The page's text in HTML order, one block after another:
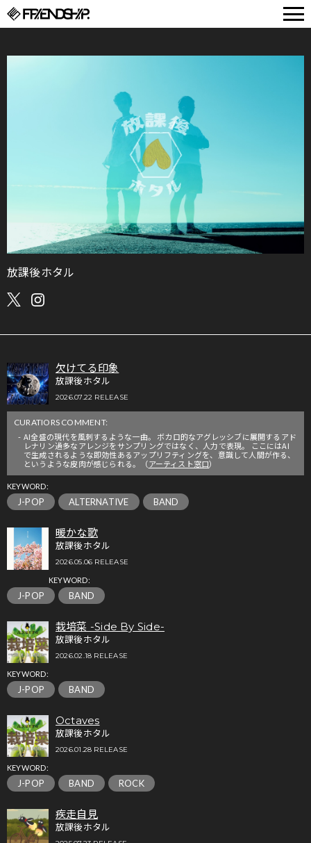
放課後ホタル
欠けてる印象
放課後ホタル
2026.07.22 RELEASE
CURATIORS COMMENT:
AI全盛の現代を風刺するような一曲。 ボカロ的なアグレッシブに展開するアド
レナリン過多なアレンジをサンプリングではなく、人力で表現。 ここにはAI
で生成されるような即効性あるアップリフティングを、意識して人間が作る、
というような皮肉が感じられる。（アーティスト窓口）
KEYWORD:
J-POP ALTERNATIVE BAND
暖かな歌
放課後ホタル
2026.05.06 RELEASE
KEYWORD:
J-POP BAND
栽培菜 -Side By Side-
放課後ホタル
2026.02.18 RELEASE
KEYWORD:
J-POP BAND
Octaves
放課後ホタル
2026.01.28 RELEASE
KEYWORD:
J-POP BAND ROCK
疾走自見
放課後ホタル